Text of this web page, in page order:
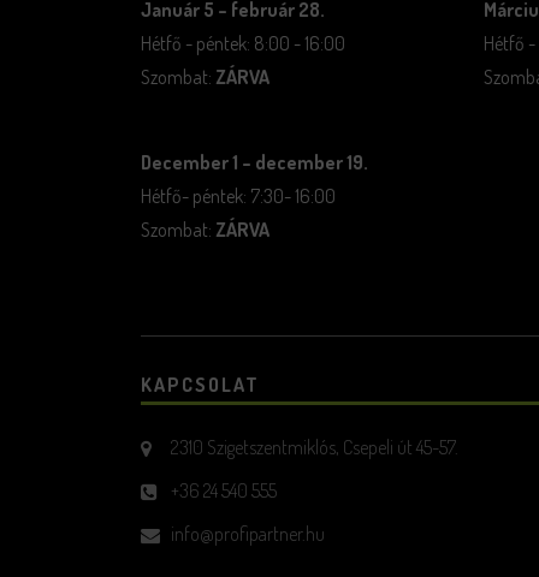
Január 5 – február 28.
Hétfő - péntek: 8:00 - 16:00
Szombat: ZÁRVA
December 1 – december 19.
Hétfő- péntek: 7:30- 16:00
Szombat: ZÁRVA
Hétfő -
KAPCSOLAT
2310 Szigetszentmiklós, Csepeli út 45-57.
+36 24 540 555
info@profipartner.hu